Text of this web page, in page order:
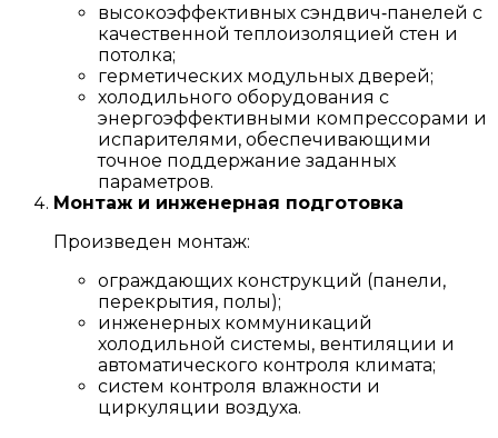
высокоэффективных сэндвич‑панелей с
качественной теплоизоляцией стен и
потолка;
герметических модульных дверей;
холодильного оборудования с
энергоэффективными компрессорами и
испарителями, обеспечивающими
точное поддержание заданных
параметров.
Монтаж и инженерная подготовка
Произведен монтаж:
ограждающих конструкций (панели,
перекрытия, полы);
инженерных коммуникаций
холодильной системы, вентиляции и
автоматического контроля климата;
систем контроля влажности и
циркуляции воздуха.